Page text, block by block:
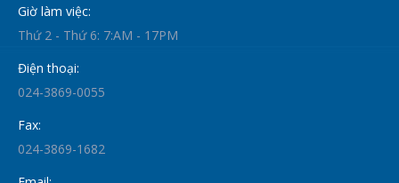
Giờ làm việc:
Thứ 2 - Thứ 6: 7:AM - 17PM
Điện thoại:
024-3869-0055
Fax:
024-3869-1682